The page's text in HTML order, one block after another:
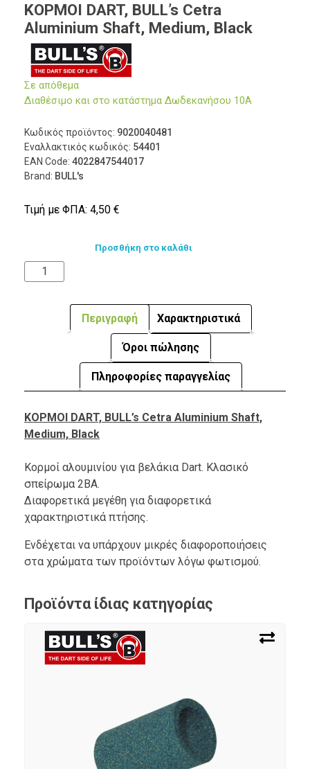
ΚΟΡΜΟΙ DART, BULL’s Cetra
Aluminium Shaft, Medium, Black
Σε απόθεμα
Διαθέσιμο και στο κατάστημα Δωδεκανήσου 10Α
Κωδικός προϊόντος: 9020040481
Εναλλακτικός κωδικός: 54401
EAN Code: 4022847544017
Brand: BULL's
Τιμή με ΦΠΑ: 4,50 €
Προσθήκη στο καλάθι
Περιγραφή Χαρακτηριστικά
Όροι πώλησης
Πληροφορίες παραγγελίας
ΚΟΡΜΟΙ DART, BULL’s Cetra Aluminium Shaft,
Medium, Black
Κορμοί αλουμινίου για βελάκια Dart. Κλασικό
σπείρωμα 2ΒΑ.
Διαφορετικά μεγέθη για διαφορετικά
χαρακτηριστικά πτήσης.
Ενδέχεται να υπάρχουν μικρές διαφοροποιήσεις
στα χρώματα των προϊόντων λόγω φωτισμού.
Προϊόντα ίδιας κατηγορίας